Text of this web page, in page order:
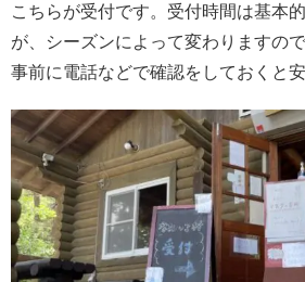
こちらが受付です。受付時間は基本
が、シーズンによって変わりますの
事前に電話などで確認をしておくと安